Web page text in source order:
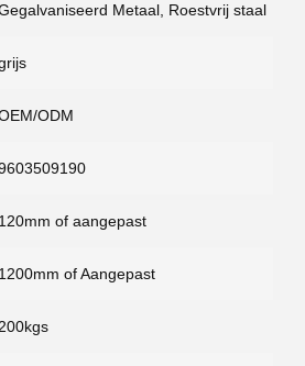
Metaal, Roestvrij staal
ODM
120mm of aangepast
1200mm of Aangepast
200kgs